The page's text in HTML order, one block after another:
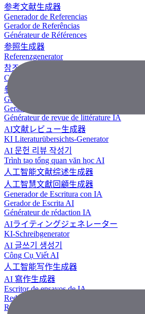
参考文献生成器
Generador de Referencias
Gerador de Referências
Générateur de Références
参照生成器
Referenzgenerator
참조 생성기
Công Cụ Tạo Tài Liệu Tham Khảo
參考文獻生成器
Generador de revisión literaria con IA
Gerador de Revisão de Literatura em IA
Générateur de revue de littérature IA
AI文献レビュー生成器
KI Literaturübersichts-Generator
AI 문헌 리뷰 작성기
Trình tạo tổng quan văn học AI
人工智能文献综述生成器
人工智慧文獻回顧生成器
Generador de Escritura con IA
Gerador de Escrita AI
Générateur de rédaction IA
AIライティングジェネレーター
KI-Schreibgenerator
AI 글쓰기 생성기
Công Cụ Viết AI
人工智能写作生成器
AI 寫作生成器
Escritor de ensayos de IA
Redator de ensaios com IA
Rédacteur d'essais IA